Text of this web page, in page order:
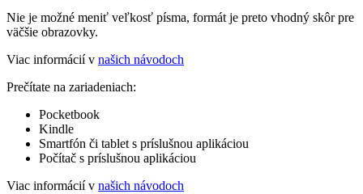
Nie je možné meniť veľkosť písma, formát je preto vhodný skôr pre
väčšie obrazovky.
Viac informácií v našich návodoch
Prečítate na zariadeniach:
Pocketbook
Kindle
Smartfón či tablet s príslušnou aplikáciou
Počítač s príslušnou aplikáciou
Viac informácií v našich návodoch